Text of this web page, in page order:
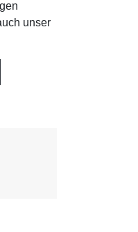
unser